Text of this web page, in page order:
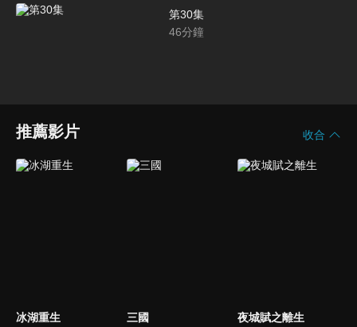
第30集
46分鐘
推薦影片 收合
冰湖重生 三國 夜城賦之離生